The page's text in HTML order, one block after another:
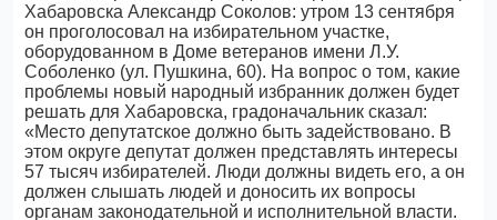
Хабаровска Александр Соколов: утром 13 сентября
он проголосовал на избирательном участке,
оборудованном в Доме ветеранов имени Л.У.
Соболенко (ул. Пушкина, 60). На вопрос о том, какие
проблемы новый народный избранник должен будет
решать для Хабаровска, градоначальник сказал:
«Место депутатское должно быть задействовано. В
этом округе депутат должен представлять интересы
57 тысяч избирателей. Люди должны видеть его, а он
должен слышать людей и доносить их вопросы
органам законодательной и исполнительной власти.